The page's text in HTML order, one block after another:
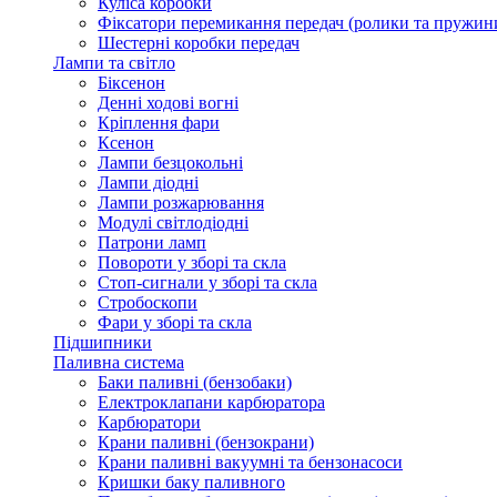
Фіксатори перемикання передач (ролики та
Шестерні коробки передач
Лампи та світло
Біксенон
Денні ходові вогні
Кріплення фари
Ксенон
Лампи безцокольні
Лампи діодні
Лампи розжарювання
Модулі світлодіодні
Патрони ламп
Повороти у зборі та скла
Стоп-сигнали у зборі та скла
Стробоскопи
Фари у зборі та скла
Підшипники
Паливна система
Баки паливні (бензобаки)
Електроклапани карбюратора
Карбюратори
Крани паливні (бензокрани)
Крани паливні вакуумні та бензонасоси
Кришки баку паливного